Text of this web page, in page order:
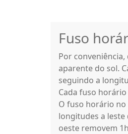
Fuso
Por
aparente do sol.
seguindo a
Cada fuso
O fuso horário no
longitudes a
oeste removem